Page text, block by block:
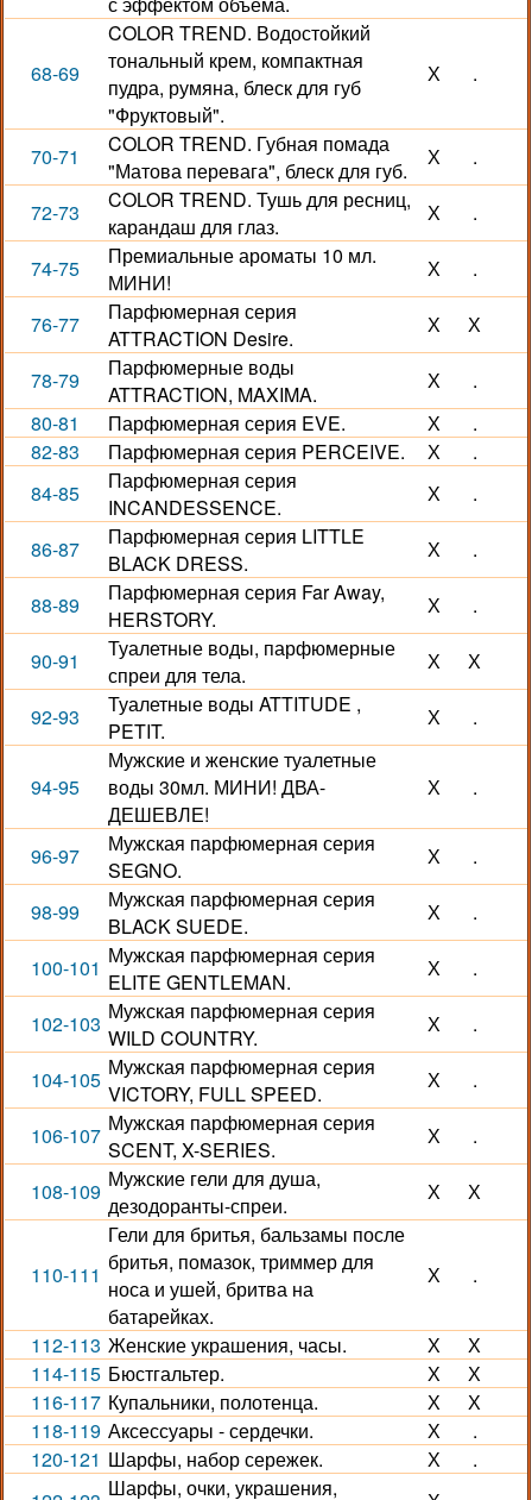
68-69
COLOR TREND. Водостойкий
тональный крем, компактная
пудра, румяна, блеск для губ
"Фруктовый".
Х .
70-71
COLOR TREND. Губная помада
"Матова перевага", блеск для губ.
Х .
72-73
COLOR TREND. Тушь для ресниц,
карандаш для глаз.
Х .
74-75
Премиальные ароматы 10 мл.
МИНИ!
Х .
76-77
Парфюмерная серия
ATTRACTION Desire.
Х Х
78-79
Парфюмерные воды
ATTRACTION, MAXIMA.
Х
.
80-81
Парфюмерная серия EVE. Х
.
82-83
Парфюмерная серия PERCEIVE. Х
.
84-85
Парфюмерная серия
INCANDESSENCE.
Х .
86-87
Парфюмерная серия LITTLE
BLACK DRESS.
Х .
88-89
Парфюмерная серия Far Away,
HERSTORY.
Х .
90-91
Туалетные воды, парфюмерные
спреи для тела.
Х Х
92-93
Туалетные воды ATTITUDE ,
PETIT.
Х .
94-95
Мужские и женские туалетные
воды 30мл. МИНИ! ДВА-
ДЕШЕВЛЕ!
Х .
96-97
Мужская парфюмерная серия
SEGNO.
Х .
98-99
Мужская парфюмерная серия
BLACK SUEDE.
Х .
100-101 Мужская парфюмерная серия
ELITE GENTLEMAN.
Х .
102-103 Мужская парфюмерная серия
WILD COUNTRY.
Х .
104-105 Мужская парфюмерная серия
VICTORY, FULL SPEED.
Х .
106-107 Мужская парфюмерная серия
SCENT, X-SERIES.
Х .
108-109 Мужские гели для душа,
дезодоранты-спреи.
Х Х
110-111
Гели для бритья, бальзамы после
бритья, помазок, триммер для
носа и ушей, бритва на
батарейках.
Х .
112-113 Женские украшения, часы. Х
Х
114-115 Бюстгальтер. Х
Х
116-117 Купальники, полотенца. Х
Х
118-119 Аксессуары - сердечки. Х
.
120-121 Шарфы, набор сережек. Х
.
Шарфы, очки, украшения,